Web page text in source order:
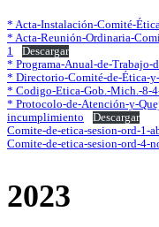
* Acta-Instalación-Comité-
* Acta-Reunión-Ordinaria-
1
Descargar
* Programa-Anual-de-Trabajo-
* Directorio-Comité-de-Ética-
* Codigo-Etica-Gob.-Mich.-8-
* Protocolo-de-Atención-y-
incumplimiento
Descargar
Comite-de-etica-sesion-ord-1-
Comite-de-etica-sesion-ord-4-
2023